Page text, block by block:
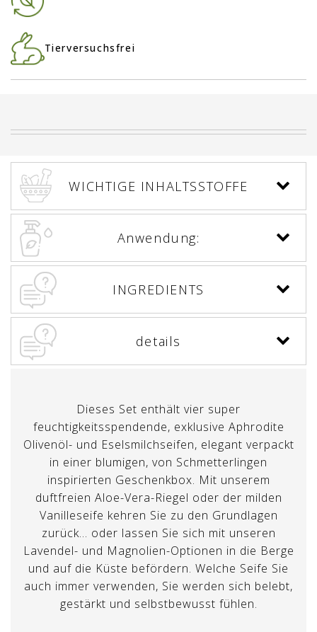
Tierversuchsfrei
WICHTIGE INHALTSSTOFFE
Anwendung:
INGREDIENTS
details
Dieses Set enthält vier super
feuchtigkeitsspendende, exklusive Aphrodite
Olivenöl- und Eselsmilchseifen, elegant verpackt
in einer blumigen, von Schmetterlingen
inspirierten Geschenkbox. Mit unserem
duftfreien Aloe-Vera-Riegel oder der milden
Vanilleseife kehren Sie zu den Grundlagen
zurück… oder lassen Sie sich mit unseren
Lavendel- und Magnolien-Optionen in die Berge
und auf die Küste befördern. Welche Seife Sie
auch immer verwenden, Sie werden sich belebt,
gestärkt und selbstbewusst fühlen.